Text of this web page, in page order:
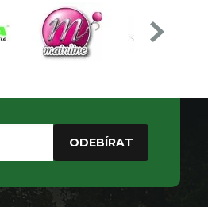
ODEBÍRAT